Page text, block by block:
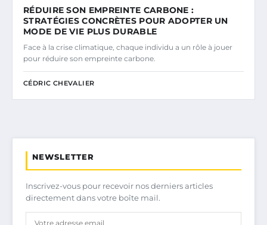
RÉDUIRE SON EMPREINTE CARBONE :
STRATÉGIES CONCRÈTES POUR ADOPTER UN
MODE DE VIE PLUS DURABLE
Face à la crise climatique, chaque individu a un rôle à jouer
pour réduire son empreinte carbone.
CÉDRIC CHEVALIER
NEWSLETTER
Inscrivez-vous pour recevoir nos derniers articles
directement dans votre boîte mail.